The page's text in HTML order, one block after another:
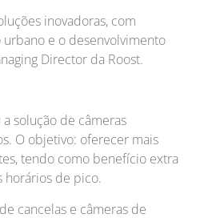
inovadoras, com
e o desenvolvimento
Director da Roost.
solução de câmeras
O objetivo: oferecer mais
tendo como benefício extra
horários de pico.
cancelas e câmeras de